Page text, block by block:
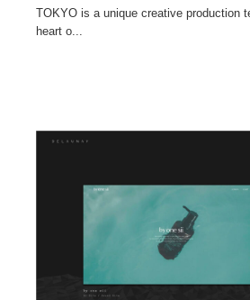
TOKYO is a unique creative production
heart o...